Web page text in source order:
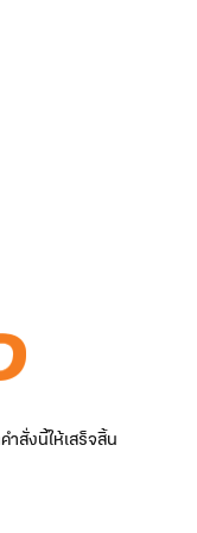
สั่งนี้ให้เสร็จสิ้น